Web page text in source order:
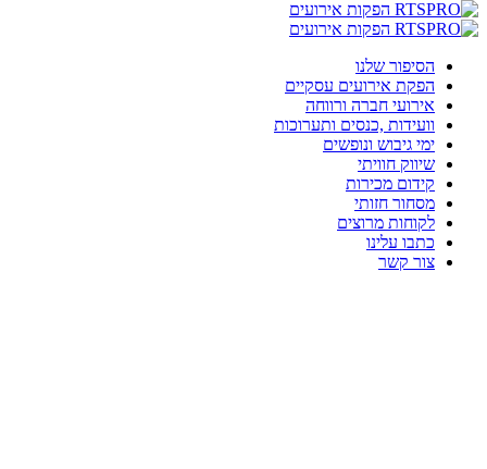
הסיפור שלנו
הפקת אירועים עסקיים
אירועי חברה ורווחה
וועידות ,כנסים ותערוכות
ימי גיבוש ונופשים
שיווק חוויתי
קידום מכירות
מסחור חזותי
לקוחות מרוצים
כתבו עלינו
צור קשר